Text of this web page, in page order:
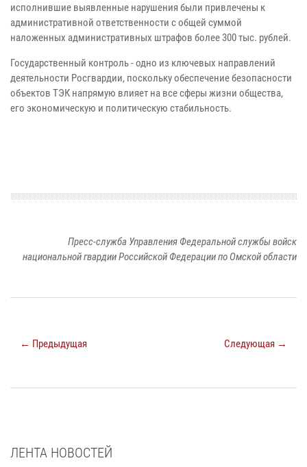
исполнившие выявленные нарушения были привлечены к
административной ответственности с общей суммой
наложенных административных штрафов более 300 тыс. рублей.
Государственный контроль - одно из ключевых направлений
деятельности Росгвардии, поскольку обеспечение безопасности
объектов ТЭК напрямую влияет на все сферы жизни общества,
его экономическую и политическую стабильность.
Пресс-служба Управления Федеральной службы войск
национальной гвардии Российской Федерации по Омской области
← Предыдущая Следующая →
ЛЕНТА НОВОСТЕЙ